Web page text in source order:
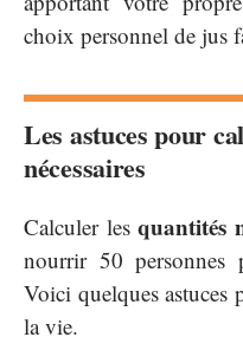
choix personnel de jus
Les astuces pour
nécessaires
Calculer lesquantités
nourrir 50 personnes
Voici quelques
la vie.